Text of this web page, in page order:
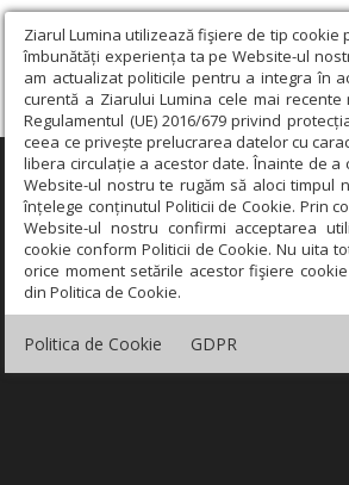
Ziarul Lumina utilizează fişiere de tip cookie
îmbunătăți experiența ta pe Website-ul
am actualizat politicile pentru a integra în
curentă a Ziarului Lumina cele mai
Regulamentul (UE) 2016/679 privind
ceea ce privește prelucrarea datelor cu
libera circulație a acestor date. Înainte de a
Website-ul nostru te rugăm să aloci timpul
înțelege conținutul Politicii de Cookie. Prin
Website-ul nostru confirmi acceptarea
cookie conform Politicii de Cookie. Nu uita
orice moment setările acestor fişiere
din Politica de Cookie.
Politica de Cookie GDPR